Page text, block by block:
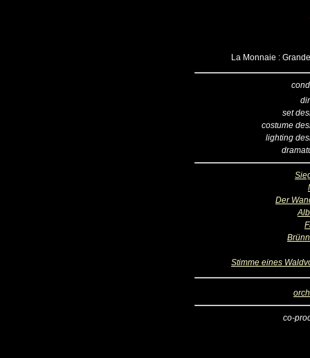
La Monnaie :
set
costume
lighting
Der
Stimme eines
co-